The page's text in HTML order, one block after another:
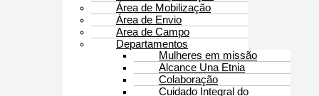
Área de Mobilização
Área de Envio
Area de Campo
Departamentos
Mulheres em missão
Alcance Una Etnia
Colaboração
Cuidado Integral do